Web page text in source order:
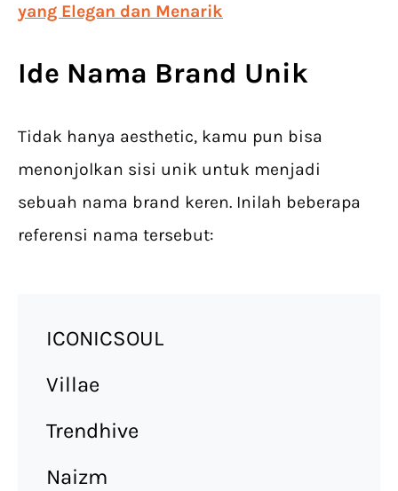
yang Elegan dan Menarik
Ide Nama Brand Unik
Tidak hanya aesthetic, kamu pun bisa
menonjolkan sisi unik untuk menjadi
sebuah nama brand keren. Inilah beberapa
referensi nama tersebut:
ICONICSOUL
Villae
Trendhive
Naizm